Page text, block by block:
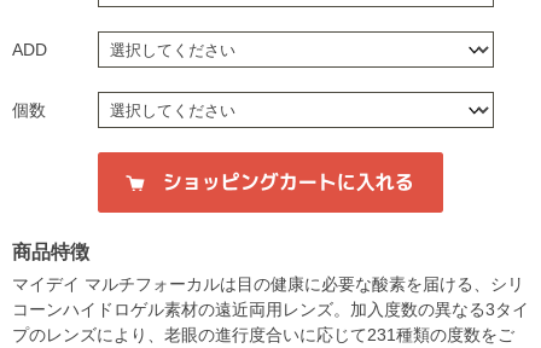
ADD
個数
商品特徴
マイデイ マルチフォーカルは目の健康に必要な酸素を届ける、シリ
コーンハイドロゲル素材の遠近両用レンズ。加入度数の異なる3タイ
プのレンズにより、老眼の進行度合いに応じて231種類の度数をご